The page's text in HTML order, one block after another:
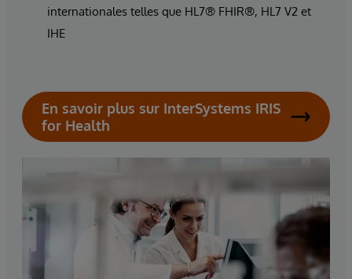
internationales telles que HL7® FHIR®, HL7 V2 et
IHE
En savoir plus sur InterSystems IRIS
for Health